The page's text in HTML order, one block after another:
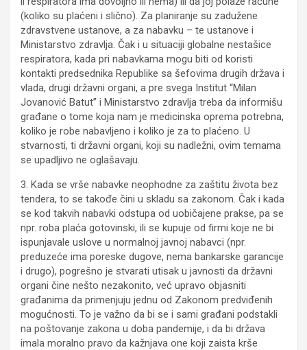
(koliko su plaćeni i slično). Za planiranje su zadužene
zdravstvene ustanove, a za nabavku – te ustanove i
Ministarstvo zdravlja. Čak i u situaciji globalne nestašice
respiratora, kada pri nabavkama mogu biti od koristi
kontakti predsednika Republike sa šefovima drugih država i
vlada, drugi državni organi, a pre svega Institut “Milan
Jovanović Batut” i Ministarstvo zdravlja treba da informišu
građane o tome koja nam je medicinska oprema potrebna,
koliko je robe nabavljeno i koliko je za to plaćeno. U
stvarnosti, ti državni organi, koji su nadležni, ovim temama
se upadljivo ne oglašavaju.
3. Kada se vrše nabavke neophodne za zaštitu života bez
tendera, to se takođe čini u skladu sa zakonom. Čak i kada
se kod takvih nabavki odstupa od uobičajene prakse, pa se
npr. roba plaća gotovinski, ili se kupuje od firmi koje ne bi
ispunjavale uslove u normalnoj javnoj nabavci (npr.
preduzeće ima poreske dugove, nema bankarske garancije
i drugo), pogrešno je stvarati utisak u javnosti da državni
organi čine nešto nezakonito, već upravo objasniti
građanima da primenjuju jednu od Zakonom predviđenih
mogućnosti. To je važno da bi se i sami građani podstakli
na poštovanje zakona u doba pandemije, i da bi država
imala moralno pravo da kažnjava one koji zaista krše